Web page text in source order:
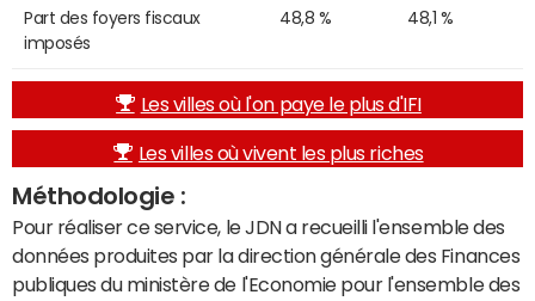
Part des foyers fiscaux
imposés
48,8 % 48,1 %
Les villes où l'on paye le plus d'IFI
Les villes où vivent les plus riches
Méthodologie :
Pour réaliser ce service, le JDN a recueilli l'ensemble des
données produites par la direction générale des Finances
publiques du ministère de l'Economie pour l'ensemble des